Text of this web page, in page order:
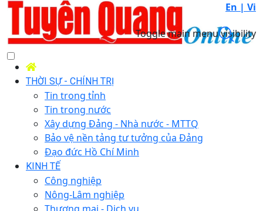
En | Vi
Toggle main menu visibility
THỜI SỰ - CHÍNH TRỊ
Tin trong tỉnh
Tin trong nước
Xây dựng Đảng - Nhà nước - MTTQ
Bảo vệ nền tảng tư tưởng của Đảng
Đạo đức Hồ Chí Minh
KINH TẾ
Công nghiệp
Nông-Lâm nghiệp